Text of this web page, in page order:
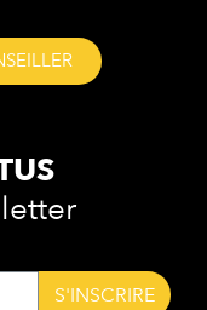
S'INSCRIRE